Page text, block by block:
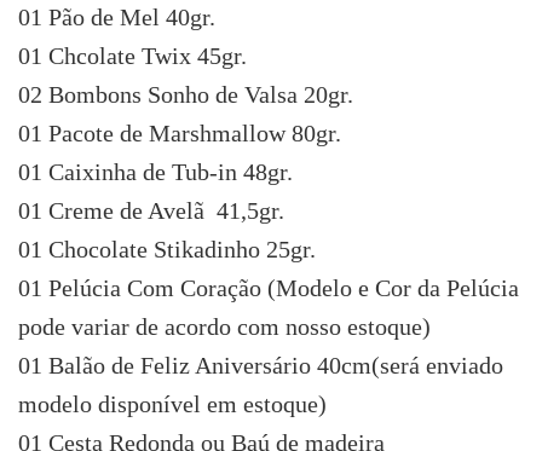
01 Pão de Mel 40gr.
01 Chcolate Twix 45gr.
02 Bombons Sonho de Valsa 20gr.
01 Pacote de Marshmallow 80gr.
01 Caixinha de Tub-in 48gr.
01 Creme de Avelã 41,5gr.
01 Chocolate Stikadinho 25gr.
01 Pelúcia Com Coração (Modelo e Cor da Pelúcia
pode variar de acordo com nosso estoque)
01 Balão de Feliz Aniversário 40cm(será enviado
modelo disponível em estoque)
01 Cesta Redonda ou Baú de madeira